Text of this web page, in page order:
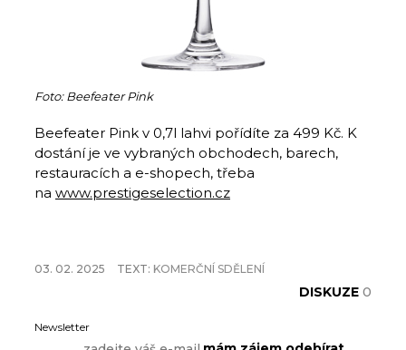
Foto: Beefeater Pink
Beefeater Pink v 0,7l lahvi pořídíte za 499 Kč. K
dostání je ve vybraných obchodech, barech,
restauracích a e-shopech, třeba
na www.prestigeselection.cz
03. 02. 2025 TEXT: KOMERČNÍ SDĚLENÍ
DISKUZE 0
Newsletter